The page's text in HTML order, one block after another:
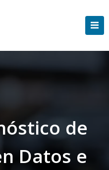
de
Datos e